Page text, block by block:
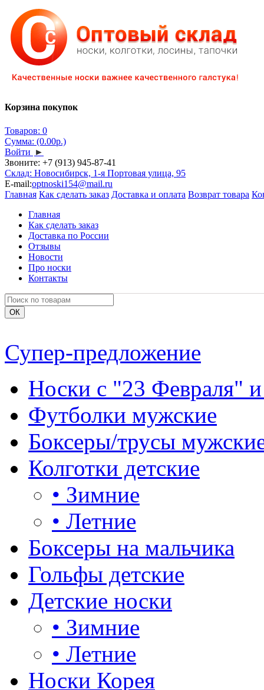
Корзина покупок
Товаров: 0
Сумма: (0.00р.)
Войти ►
Звоните: +7 (913) 945-87-41
Склад: Новосибирск, 1-я Портовая улица, 95
E-mail:optnoski154@mail.ru
Главная Как сделать заказ Доставка и оплата Возврат товара
Главная
Как сделать заказ
Доставка по России
Отзывы
Новости
Про носки
Контакты
Супер-предложение
Носки с "23 Февраля"
Футболки мужские
Боксеры/трусы
Колготки детские
• Зимние
• Летние
Боксеры на мальчика
Гольфы детские
Детские носки
• Зимние
• Летние
Носки Корея